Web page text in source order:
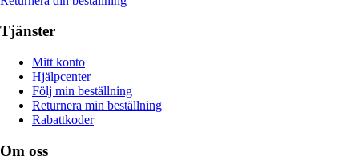
Tjänster
Mitt konto
Hjälpcenter
Följ min beställning
Returnera min beställning
Rabattkoder
Om oss